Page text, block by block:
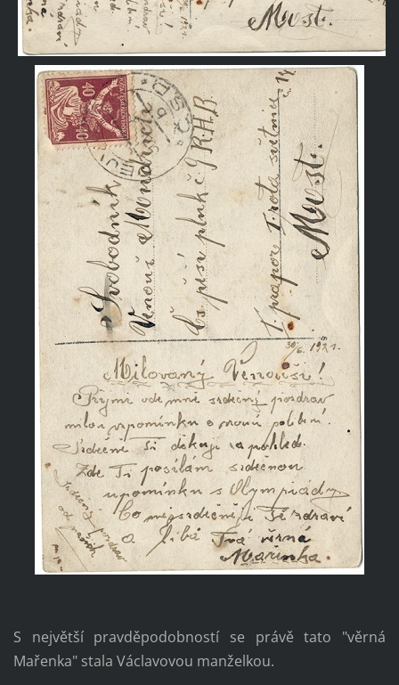
S největší pravděpodobností se právě tato "věrná
Mařenka" stala Václavovou manželkou.